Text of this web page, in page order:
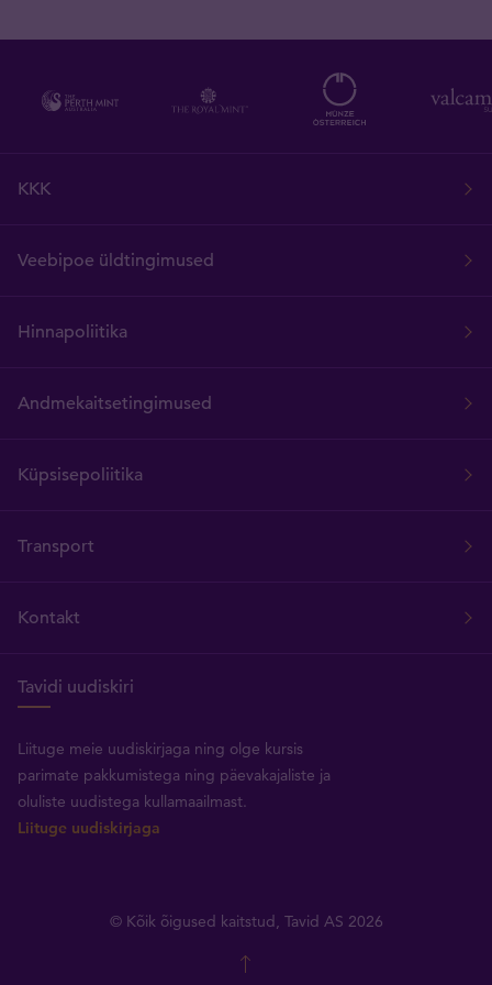
KKK
Veebipoe üldtingimused
Hinnapoliitika
Andmekaitsetingimused
Küpsisepoliitika
Transport
Kontakt
Tavidi uudiskiri
Liituge meie uudiskirjaga ning olge kursis
parimate pakkumistega ning päevakajaliste ja
oluliste uudistega kullamaailmast.
Liituge uudiskirjaga
© Kõik õigused kaitstud, Tavid AS 2026